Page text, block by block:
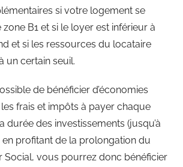
si votre logement se
B1 et si le loyer est inférieur à
et si les ressources du locataire
un certain seuil.
de bénéficier d’économies
frais et impôts à payer chaque
durée des investissements (jusqu’à
en profitant de la prolongation du
Social, vous pourrez donc bénéficier